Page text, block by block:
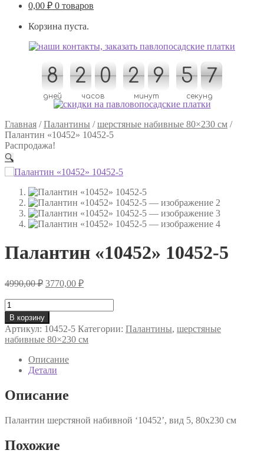
0,00 ₽ 0 товаров
Корзина пуста.
8
8
дней
2
2 0
0
часов
3
2
2
3 0
9
9
0
минут
0
5
5
0 6
7
секунд
Главная /Палантины /шерстяные набивные 80×230 см /
Палантин «10452» 10452-5
Распродажа!
🔍
Палантин «10452» 10452-5
4990,00₽ Первоначальная
составляла
4990,00 ₽.
3770,00 ₽Текущая
Количество
товара
Палантин
«10452»
10452-
В корзину
Артикул: 10452-5 Категории: Палантины, шерстяные
набивные 80×230 см
Описание
Детали
Описание
Палантин шерстяной набивной ‘10452’, вид 5, 80х230 см
Похожие